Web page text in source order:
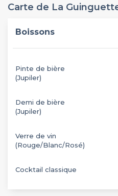
Carte de La
Boissons
Pinte de bière
(Jupiler)
Demi de bière
(Jupiler)
Verre de vin
(Rouge/Blanc/Rosé)
Cocktail classique